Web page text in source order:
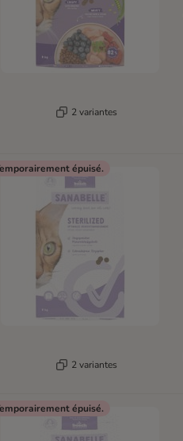
2 variantes
épuisé.
2 variantes
épuisé.